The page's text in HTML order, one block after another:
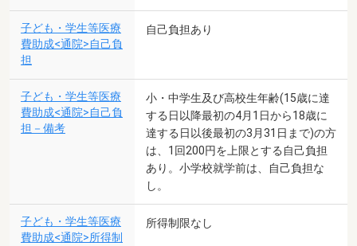
子ども・学生等医療
費助成<通院>自己負
担
自己負担あり
子ども・学生等医療
費助成<通院>自己負
担－備考
小・中学生及び高校生年齢(15歳に達
する日以降最初の4月1日から18歳に
達する日以後最初の3月31日まで)の方
は、1回200円を上限とする自己負担
あり。小学校就学前は、自己負担な
し。
子ども・学生等医療
費助成<通院>所得制
所得制限なし